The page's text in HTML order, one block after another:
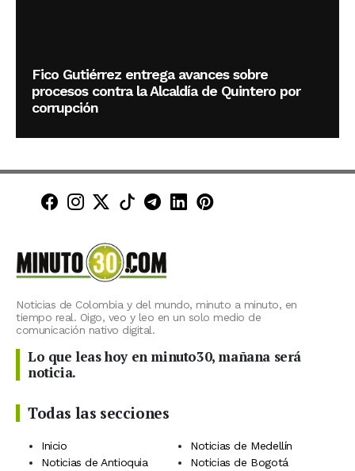
Fico Gutiérrez entrega avances sobre
procesos contra la Alcaldía de Quintero por
corrupción
Minuto30 en Facebook
Minuto30 en Instagram
Minuto30 en X (Twitter)
Minuto30 en TikTok
Canal de Minuto30 en
Minuto30 en LinkedIn
Minuto30 en
Noticias de Colombia y del mundo, minuto a minuto, en
tiempo real. Oigo, veo y leo en un solo medio de
comunicación nativo digital.
Lo que leas hoy en minuto30, mañana será
noticia.
Todas las secciones
Inicio
Noticias de Medellín
Noticias de Antioquia
Noticias de Bogotá